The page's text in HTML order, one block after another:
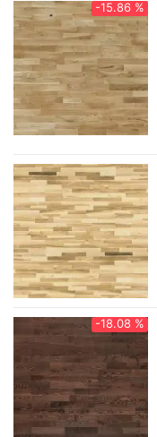
-15.86 %
-18.08 %